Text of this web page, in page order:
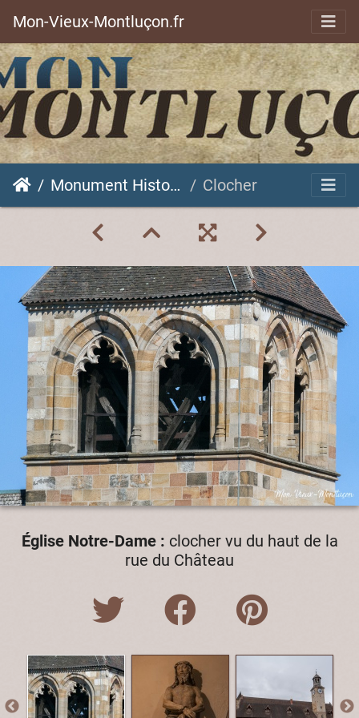
Mon-Vieux-Montluçon.fr
Monument Historique Clocher
Église Notre-Dame : clocher vu du haut de la
rue du Château